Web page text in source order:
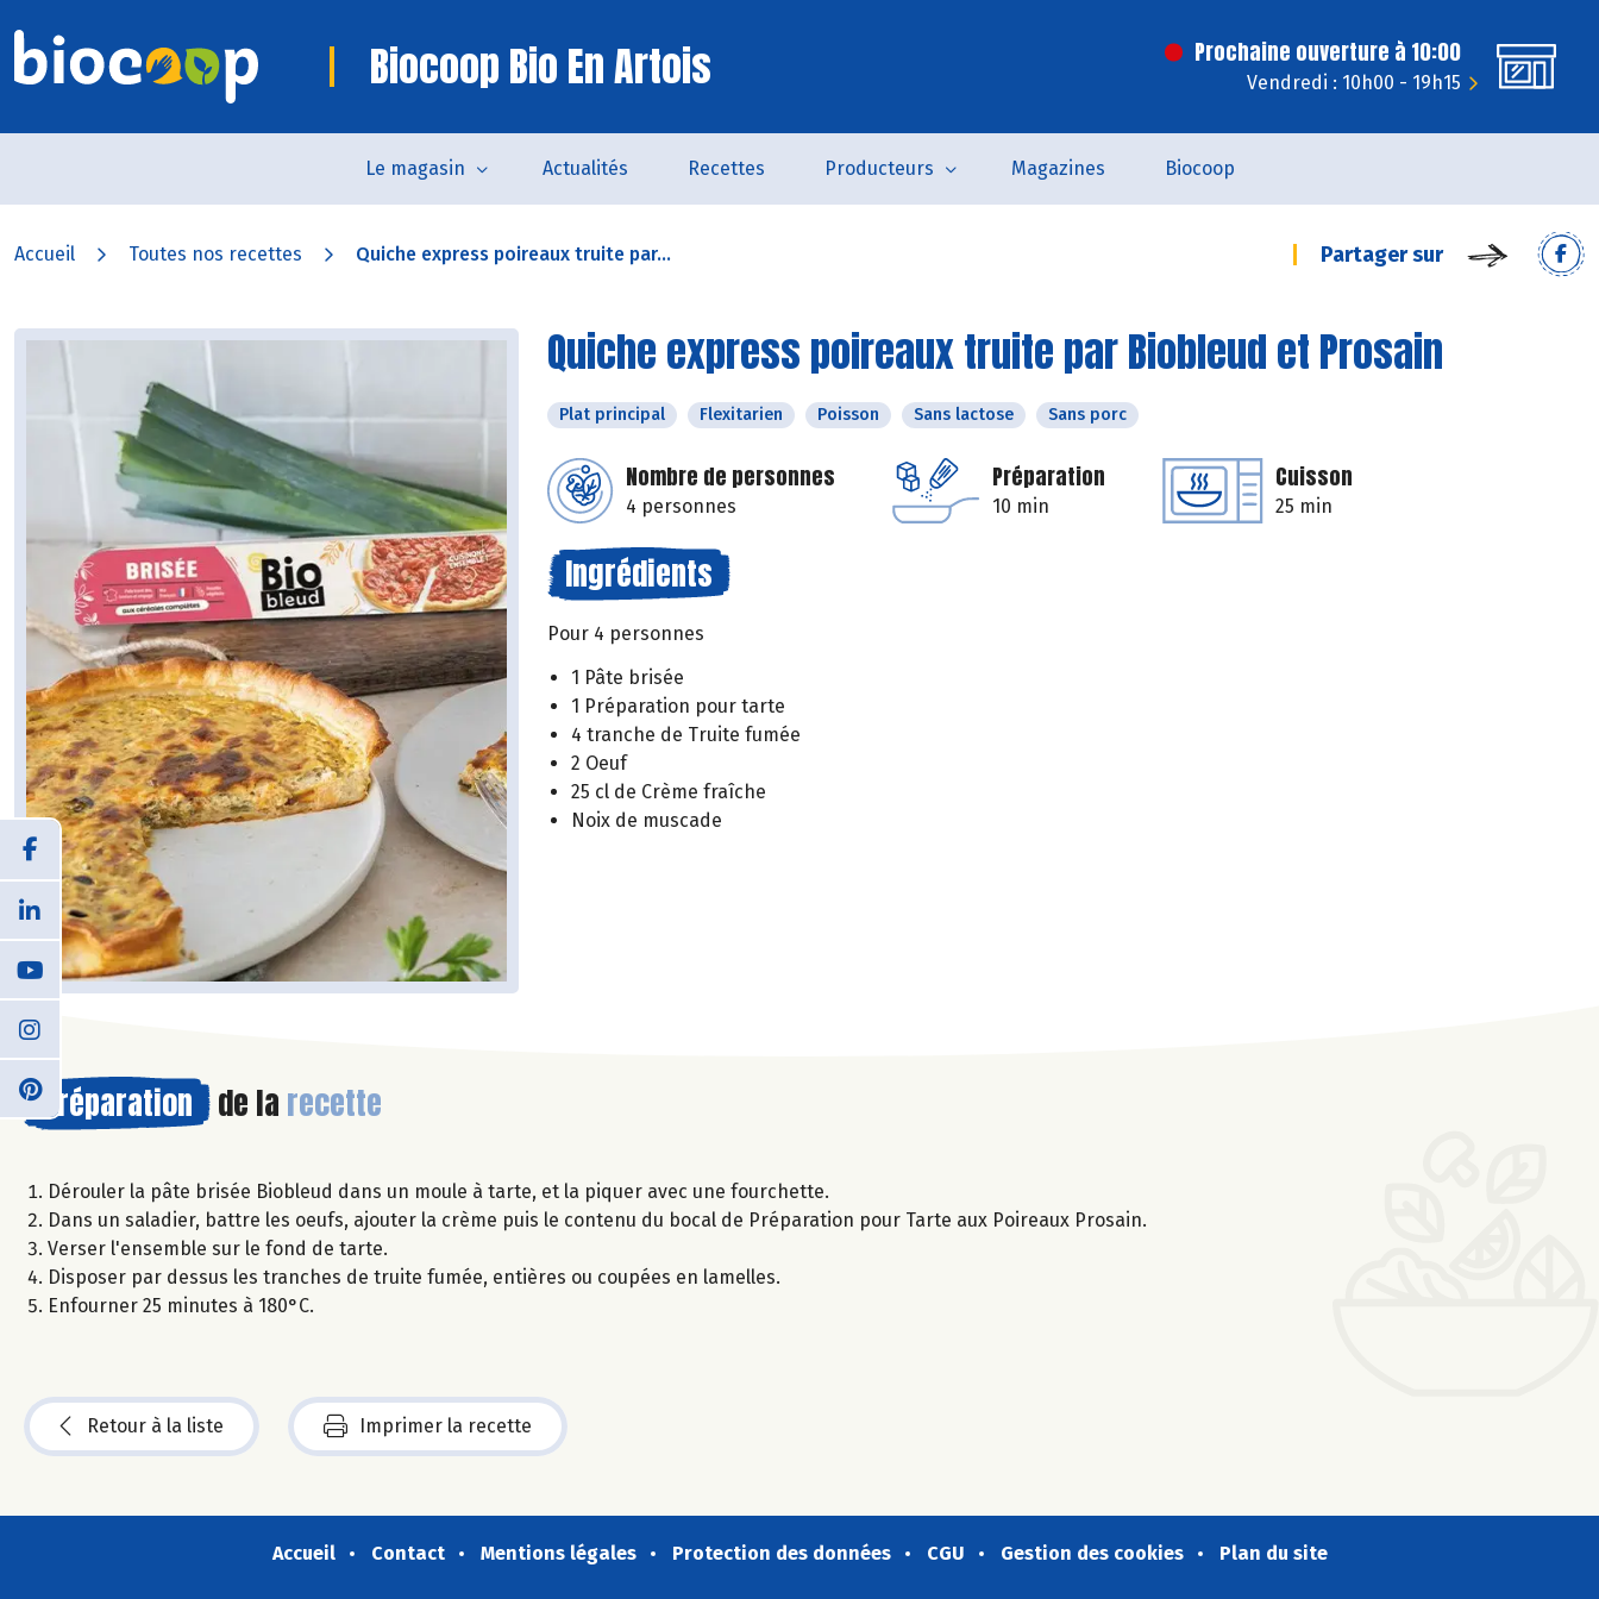
Biocoop Bio En Artois Prochaine ouverture à 10:00
Vendredi : 10h00 - 19h15
Le magasin Actualités Recettes Producteurs Magazines Biocoop
Accueil Toutes nos recettes Quiche express poireaux truite par... Partager sur
Quiche express poireaux truite par Biobleud et Prosain
Plat principal Flexitarien Poisson Sans lactose Sans porc
Nombre de personnes
4 personnes
Préparation
10 min
Cuisson
25 min
Ingrédients
Pour 4 personnes
1 Pâte brisée
1 Préparation pour tarte
4 tranche de Truite fumée
2 Oeuf
25 cl de Crème fraîche
Noix de muscade
Préparation de la recette
Dérouler la pâte brisée Biobleud dans un moule à tarte, et la piquer avec une fourchette.
Dans un saladier, battre les oeufs, ajouter la crème puis le contenu du bocal de Préparation pour Tarte aux Poireaux Prosain.
Verser l'ensemble sur le fond de tarte.
Disposer par dessus les tranches de truite fumée, entières ou coupées en lamelles.
Enfourner 25 minutes à 180°C.
Retour à la liste Imprimer la recette
Accueil Contact Mentions légales Protection des données CGU Gestion des cookies Plan du site